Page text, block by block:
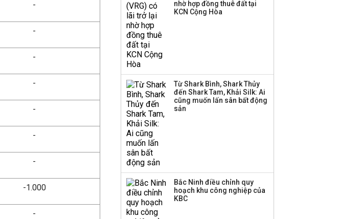
-
-
-
-
-
-
-
-1.000
-
Dự án Sheraton Phú
Huấn Hoa Hồng bỗng
dưng ‘biến mất’, một
công ty khác đã giải thể
nhờ hợp đồng thuê đất tại
KCN Cộng Hòa
Từ Shark Bình, Shark Thủy
đến Shark Tam, Khải Silk: Ai
cũng muốn lấn sân bất động
sản
Bắc Ninh điều chỉnh quy
hoạch khu công nghiệp của
KBC